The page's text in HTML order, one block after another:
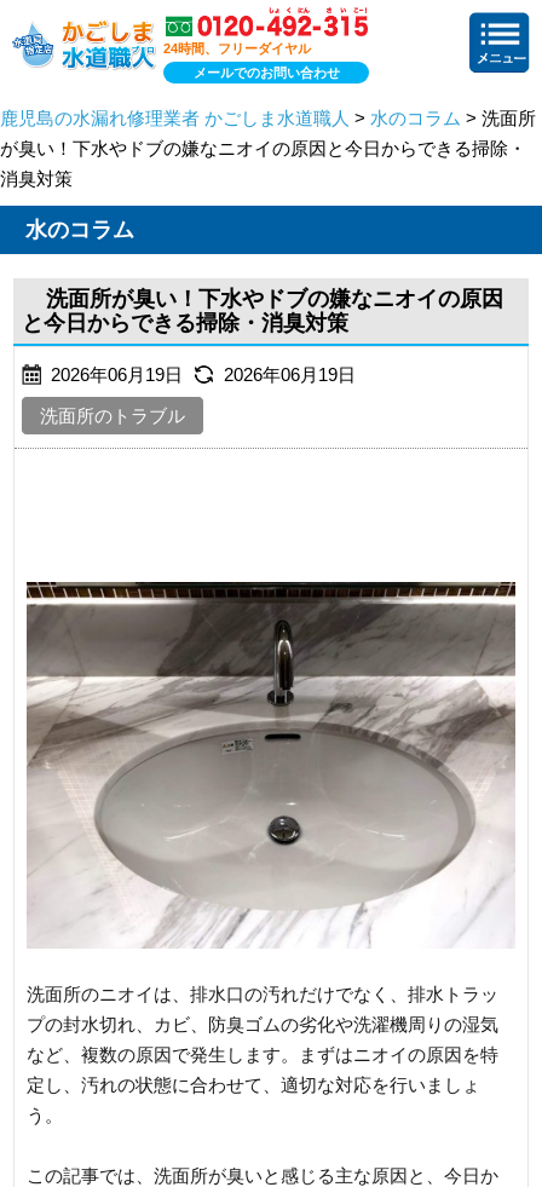
24時間、フリーダイヤル
メールでのお問い合わせ
鹿児島の水漏れ修理業者 かごしま水道職人 > 水のコラム > 洗面所
が臭い！下水やドブの嫌なニオイの原因と今日からできる掃除・
消臭対策
水のコラム
洗面所が臭い！下水やドブの嫌なニオイの原因
と今日からできる掃除・消臭対策
2026年06月19日
2026年06月19日
洗面所のトラブル
洗面所のニオイは、排水口の汚れだけでなく、排水トラッ
プの封水切れ、カビ、防臭ゴムの劣化や洗濯機周りの湿気
など、複数の原因で発生します。まずはニオイの原因を特
定し、汚れの状態に合わせて、適切な対応を行いましょ
う。
この記事では、洗面所が臭いと感じる主な原因と、今日か